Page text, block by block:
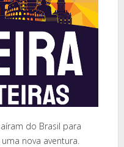
do Brasil para
nova aventura.